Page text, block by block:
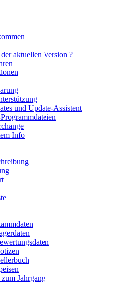
aktuellen Version ?
und Update-Assistent
Info
Jahrgang